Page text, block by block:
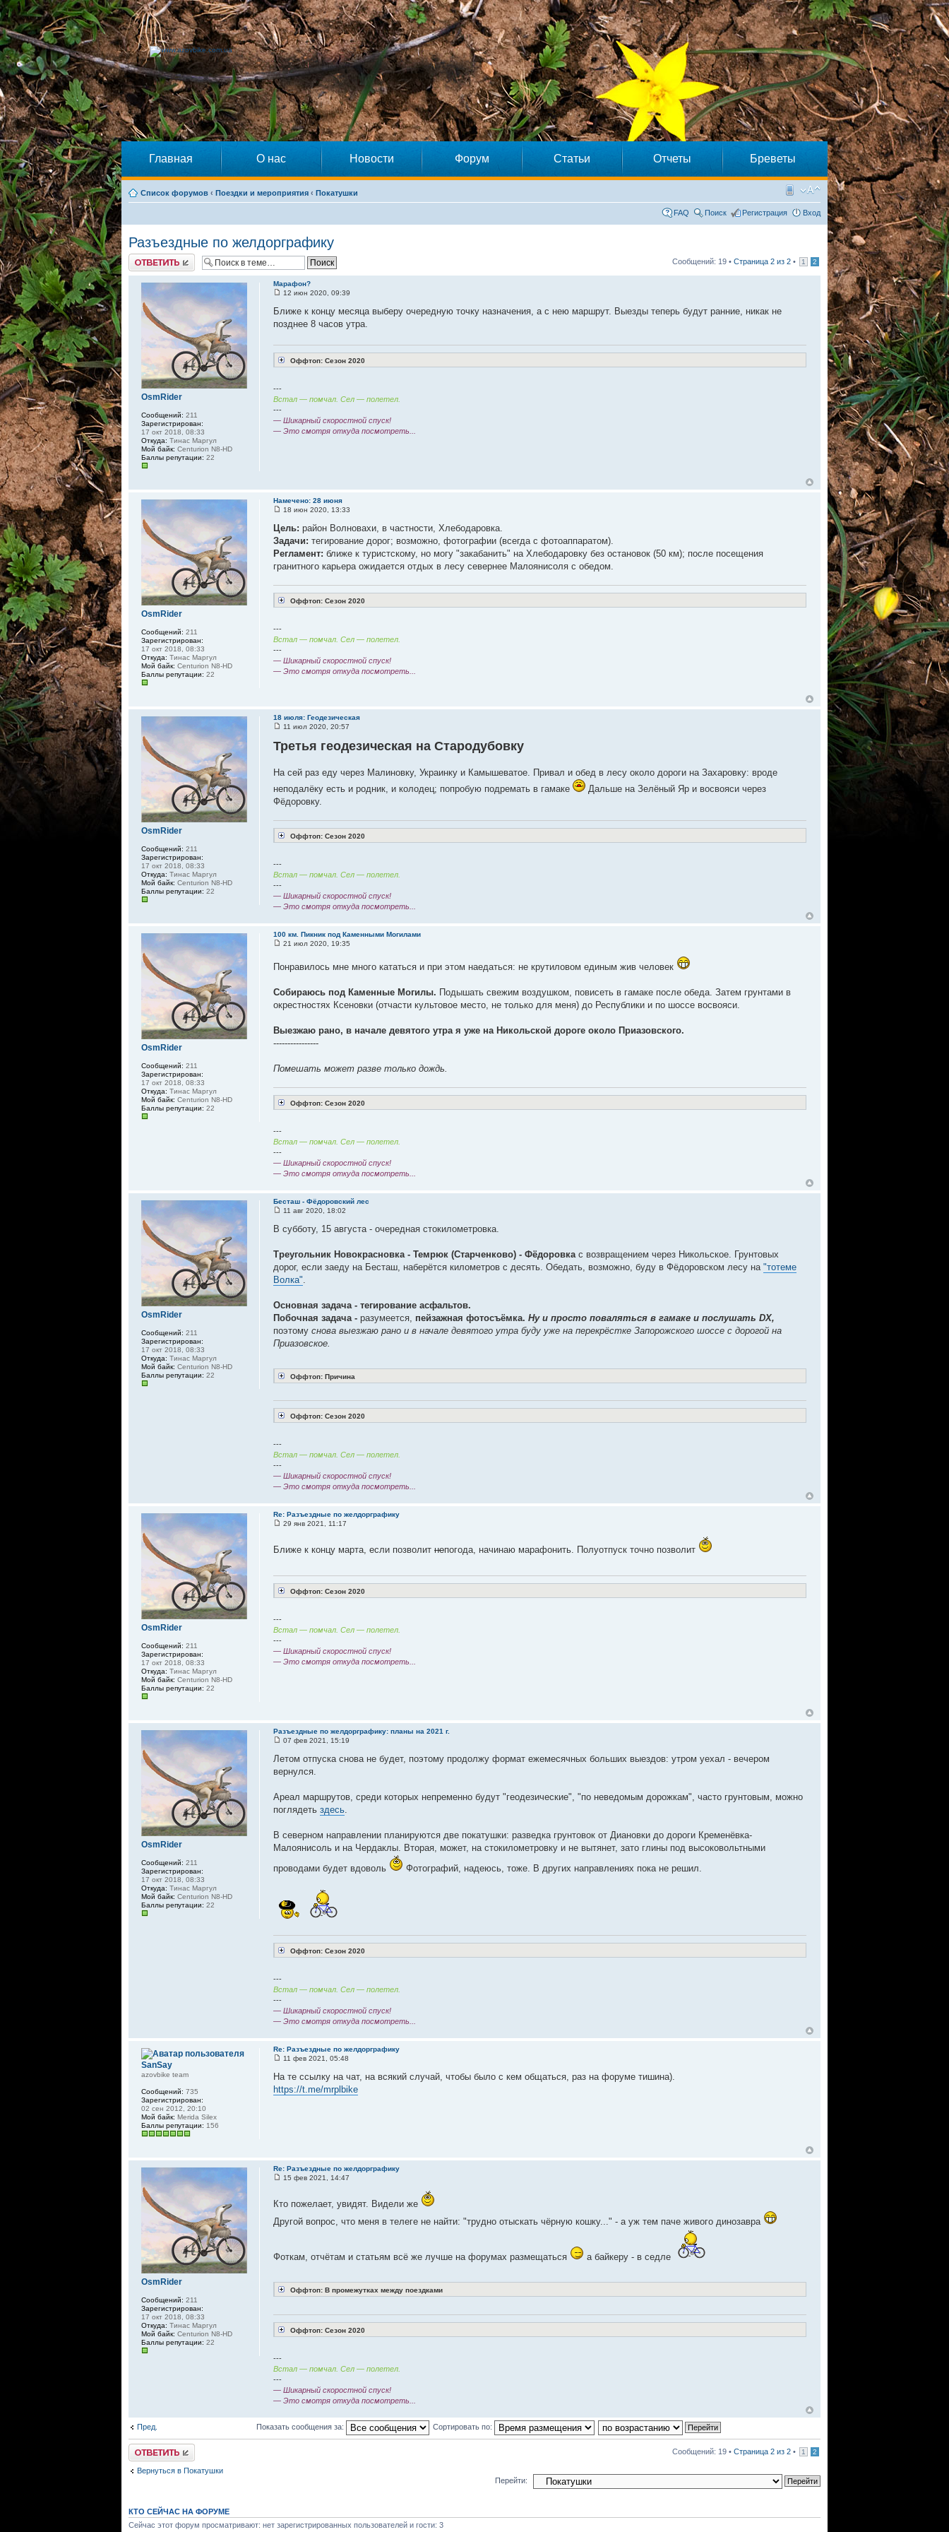
Главная О нас Новости Форум Статьи Отчеты Бреветы
Список форумов ‹ Поездки и мероприятия ‹ Покатушки
FAQ Поиск Регистрация Вход
Разъездные по желдорграфику
Ответить Сообщений: 19 • Страница 2 из 2 • 1 2
Марафон?
12 июн 2020, 09:39
Ближе к концу месяца выберу очередную точку назначения, а с нею маршрут. Выезды теперь будут ранние, никак не
позднее 8 часов утра.
Оффтоп: Сезон 2020
---
Встал — помчал. Сел — полетел.
---
— Шикарный скоростной спуск!
— Это смотря откуда посмотреть...
OsmRider
Сообщений: 211
Зарегистрирован:
17 окт 2018, 08:33
Откуда: Тинас Маргул
Мой байк: Centurion N8-HD
Баллы репутации: 22
Намечено: 28 июня
18 июн 2020, 13:33
Цель: район Волновахи, в частности, Хлебодаровка.
Задачи: тегирование дорог; возможно, фотографии (всегда с фотоаппаратом).
Регламент: ближе к туристскому, но могу "закабанить" на Хлебодаровку без остановок (50 км); после посещения
гранитного карьера ожидается отдых в лесу севернее Малоянисоля с обедом.
Оффтоп: Сезон 2020
---
Встал — помчал. Сел — полетел.
---
— Шикарный скоростной спуск!
— Это смотря откуда посмотреть...
OsmRider
Сообщений: 211
Зарегистрирован:
17 окт 2018, 08:33
Откуда: Тинас Маргул
Мой байк: Centurion N8-HD
Баллы репутации: 22
18 июля: Геодезическая
11 июл 2020, 20:57
Третья геодезическая на Стародубовку
На сей раз еду через Малиновку, Украинку и Камышеватое. Привал и обед в лесу около дороги на Захаровку: вроде
неподалёку есть и родник, и колодец; попробую подремать в гамаке
Дальше на Зелёный Яр и восвояси через
Фёдоровку.
Оффтоп: Сезон 2020
---
Встал — помчал. Сел — полетел.
---
— Шикарный скоростной спуск!
— Это смотря откуда посмотреть...
OsmRider
Сообщений: 211
Зарегистрирован:
17 окт 2018, 08:33
Откуда: Тинас Маргул
Мой байк: Centurion N8-HD
Баллы репутации: 22
100 км. Пикник под Каменными Могилами
21 июл 2020, 19:35
Понравилось мне много кататься и при этом наедаться: не крутиловом единым жив человек
Собираюсь под Каменные Могилы. Подышать свежим воздушком, повисеть в гамаке после обеда. Затем грунтами в
окрестностях Ксеновки (отчасти культовое место, не только для меня) до Республики и по шоссе восвояси.
Выезжаю рано, в начале девятого утра я уже на Никольской дороге около Приазовского.
----------------
Помешать может разве только дождь.
Оффтоп: Сезон 2020
---
Встал — помчал. Сел — полетел.
---
— Шикарный скоростной спуск!
— Это смотря откуда посмотреть...
OsmRider
Сообщений: 211
Зарегистрирован:
17 окт 2018, 08:33
Откуда: Тинас Маргул
Мой байк: Centurion N8-HD
Баллы репутации: 22
Бесташ - Фёдоровский лес
11 авг 2020, 18:02
В субботу, 15 августа - очередная стокилометровка.
Треугольник Новокрасновка - Темрюк (Старченково) - Фёдоровка с возвращением через Никольское. Грунтовых
дорог, если заеду на Бесташ, наберётся километров с десять. Обедать, возможно, буду в Фёдоровском лесу на "тотеме
Волка"
Основная задача - тегирование асфальтов.
Побочная задача - разумеется, пейзажная фотосъёмка. Ну и просто поваляться в гамаке и послушать DX,
поэтому снова выезжаю рано и в начале девятого утра буду уже на перекрёстке Запорожского шоссе с дорогой на
Приазовское.
Оффтоп: Причина
Оффтоп: Сезон 2020
---
Встал — помчал. Сел — полетел.
---
— Шикарный скоростной спуск!
— Это смотря откуда посмотреть...
OsmRider
Сообщений: 211
Зарегистрирован:
17 окт 2018, 08:33
Откуда: Тинас Маргул
Мой байк: Centurion N8-HD
Баллы репутации: 22
Re: Разъездные по желдорграфику
29 янв 2021, 11:17
Ближе к концу марта, если позволит непогода, начинаю марафонить. Полуотпуск точно позволит
Оффтоп: Сезон 2020
---
Встал — помчал. Сел — полетел.
---
— Шикарный скоростной спуск!
— Это смотря откуда посмотреть...
OsmRider
Сообщений: 211
Зарегистрирован:
17 окт 2018, 08:33
Откуда: Тинас Маргул
Мой байк: Centurion N8-HD
Баллы репутации: 22
Разъездные по желдорграфику: планы на 2021 г.
07 фев 2021, 15:19
Летом отпуска снова не будет, поэтому продолжу формат ежемесячных больших выездов: утром уехал - вечером
вернулся.
Ареал маршрутов, среди которых непременно будут "геодезические", "по неведомым дорожкам", часто грунтовым, можно
поглядеть здесь.
В северном направлении планируются две покатушки: разведка грунтовок от Диановки до дороги Кременёвка-
Малоянисоль и на Чердаклы. Вторая, может, на стокилометровку и не вытянет, зато глины под высоковольтными
проводами будет вдоволь
Фотографий, надеюсь, тоже. В других направлениях пока не решил.
Оффтоп: Сезон 2020
---
Встал — помчал. Сел — полетел.
---
— Шикарный скоростной спуск!
— Это смотря откуда посмотреть...
OsmRider
Сообщений: 211
Зарегистрирован:
17 окт 2018, 08:33
Откуда: Тинас Маргул
Мой байк: Centurion N8-HD
Баллы репутации: 22
Re: Разъездные по желдорграфику
11 фев 2021, 05:48
На те ссылку на чат, на всякий случай, чтобы было с кем общаться, раз на форуме тишина).
https://t.me/mrplbike
SanSay
azovbike team
Сообщений: 735
Зарегистрирован:
02 сен 2012, 20:10
Мой байк: Merida Silex
Баллы репутации: 156
Re: Разъездные по желдорграфику
15 фев 2021, 14:47
Кто пожелает, увидят. Видели же
Другой вопрос, что меня в телеге не найти: "трудно отыскать чёрную кошку..." - а уж тем паче живого динозавра
Фоткам, отчётам и статьям всё же лучше на форумах размещаться а байкеру - в седле
Оффтоп: В промежутках между поездками
Оффтоп: Сезон 2020
---
Встал — помчал. Сел — полетел.
---
— Шикарный скоростной спуск!
— Это смотря откуда посмотреть...
OsmRider
Сообщений: 211
Зарегистрирован:
17 окт 2018, 08:33
Откуда: Тинас Маргул
Мой байк: Centurion N8-HD
Баллы репутации: 22
Пред. Показать сообщения за: Сортировать по:
Ответить Сообщений: 19 • Страница 2 из 2 • 1 2
Вернуться в Покатушки
Перейти:
КТО СЕЙЧАС НА ФОРУМЕ
Сейчас этот форум просматривают: нет зарегистрированных пользователей и гости: 3